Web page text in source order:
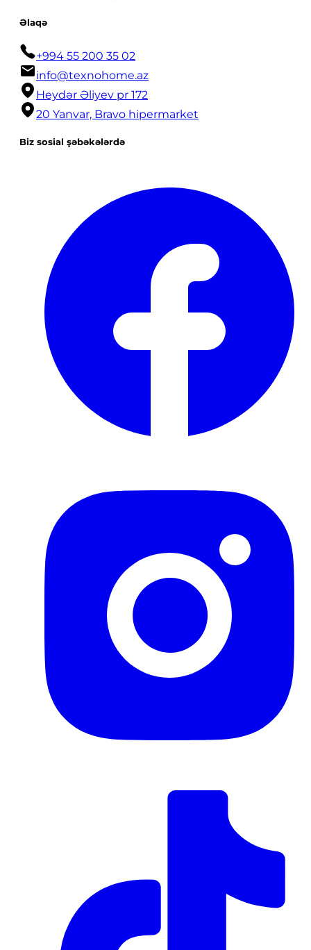
Əlaqə
+994 55 200 35 02
info@texnohome.az
Heydər Əliyev pr 172
20 Yanvar, Bravo hipermarket
Biz sosial şəbəkələrdə